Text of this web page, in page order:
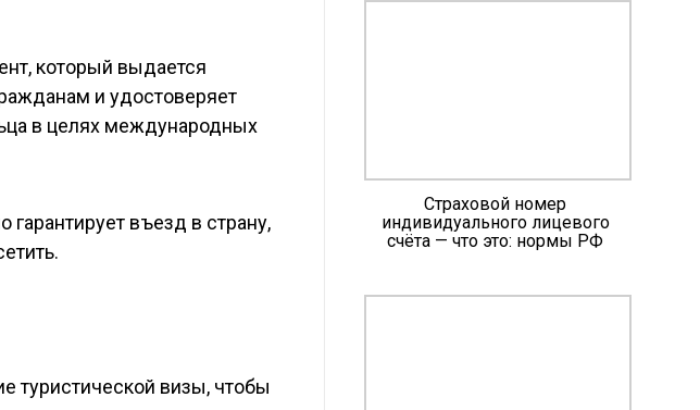
который выдается
и удостоверяет
в целях международных
гарантирует въезд в страну,
туристической визы, чтобы
Страховой номер
индивидуального лицевого
счёта — что это: нормы РФ